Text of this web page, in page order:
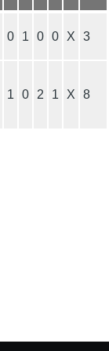
0 1 0 0 X 3
1 0 2 1 X 8